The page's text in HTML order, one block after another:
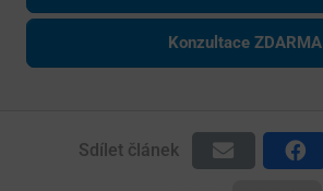
Konzultace ZDARMA
Sdílet článek